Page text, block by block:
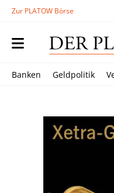
Zur PLATOW Börse
Banken Geldpolitik